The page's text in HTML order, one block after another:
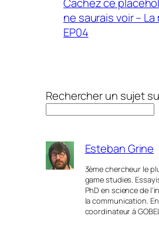
ne saurais voir – La
EP04
Rechercher un sujet
Esteban Grine
3ème chercheur le
game studies.
PhD en science de
la communication.
coordinateur à